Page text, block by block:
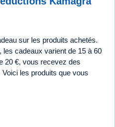
sur les produits achetés.
les cadeaux varient de 15 à 60
20 €, vous recevez des
les produits que vous